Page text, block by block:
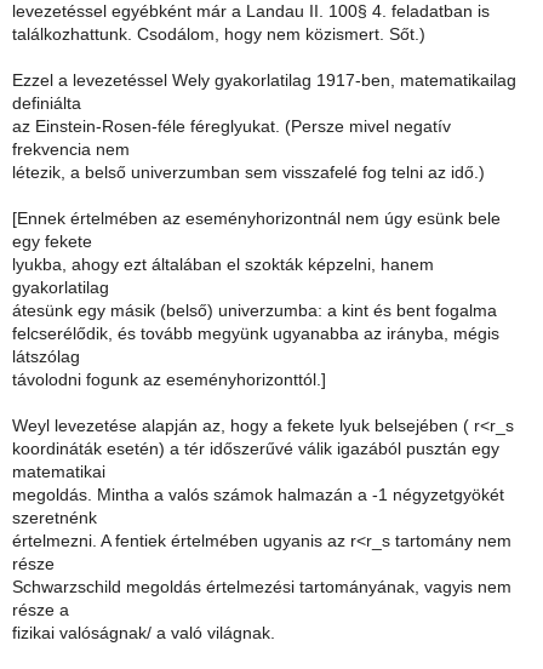
levezetéssel egyébként már a Landau II. 100§ 4. feladatban is
találkozhattunk. Csodálom, hogy nem közismert. Sőt.)
Ezzel a levezetéssel Wely gyakorlatilag 1917-ben, matematikailag
definiálta
az Einstein-Rosen-féle féreglyukat. (Persze mivel negatív
frekvencia nem
létezik, a belső univerzumban sem visszafelé fog telni az idő.)
[Ennek értelmében az eseményhorizontnál nem úgy esünk bele
egy fekete
lyukba, ahogy ezt általában el szokták képzelni, hanem
gyakorlatilag
átesünk egy másik (belső) univerzumba: a kint és bent fogalma
felcserélődik, és tovább megyünk ugyanabba az irányba, mégis
látszólag
távolodni fogunk az eseményhorizonttól.]
Weyl levezetése alapján az, hogy a fekete lyuk belsejében ( r<r_s
koordináták esetén) a tér időszerűvé válik igazából pusztán egy
matematikai
megoldás. Mintha a valós számok halmazán a -1 négyzetgyökét
szeretnénk
értelmezni. A fentiek értelmében ugyanis az r<r_s tartomány nem
része
Schwarzschild megoldás értelmezési tartományának, vagyis nem
része a
fizikai valóságnak/ a való világnak.